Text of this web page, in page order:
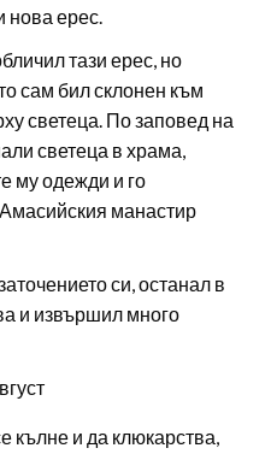
нова ерес.
тази ерес, но
сам бил склонен към
светеца. По заповед на
светеца в храма,
му одежди и го
манастир
си, останал в
и извършил много
кълне и да клюкарства,